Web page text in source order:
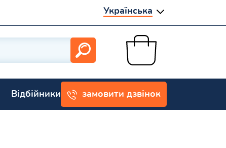
Українська
Відбійники замовити дзвінок